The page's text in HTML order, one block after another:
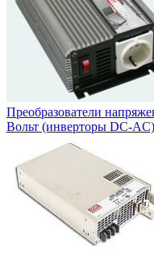
Преобразователи
Вольт (инверторы DC-AC)